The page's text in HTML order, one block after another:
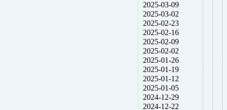
2025-03-09
2025-03-02
2025-02-23
2025-02-16
2025-02-09
2025-02-02
2025-01-26
2025-01-19
2025-01-12
2025-01-05
2024-12-29
2024-12-22